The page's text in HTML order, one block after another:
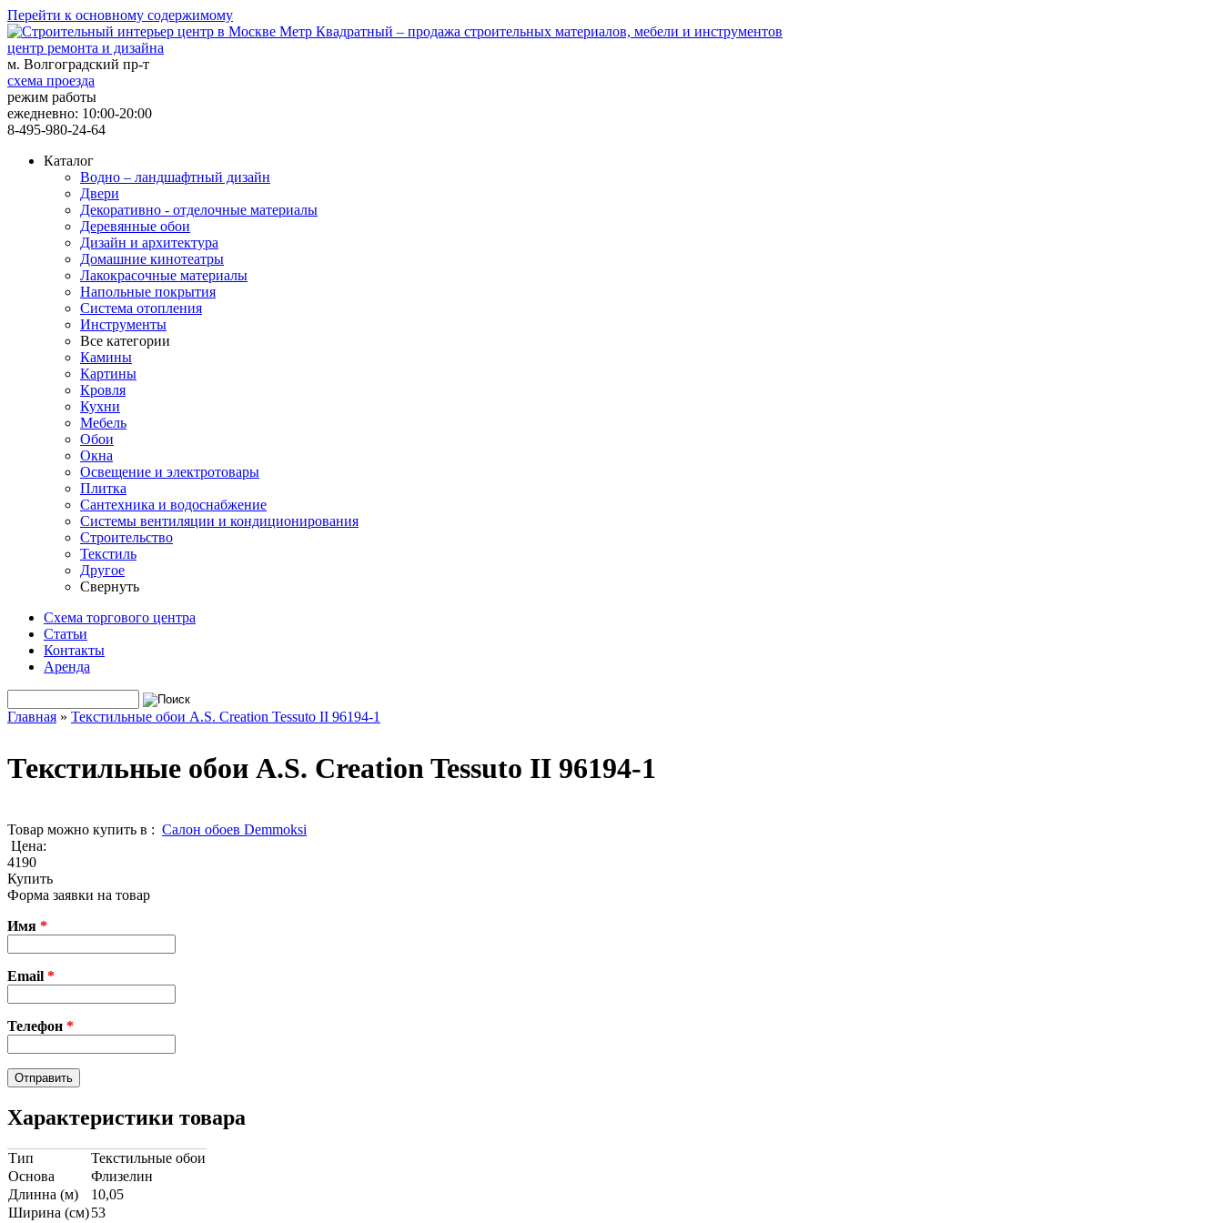
Перейти к основному содержимому
центр ремонта и дизайна
м. Волгоградский пр-т
схема проезда
режим работы
ежедневно: 10:00-20:00
8-495-980-24-64
Каталог
Водно – ландшафтный дизайн
Двери
Декоративно - отделочные материалы
Деревянные обои
Дизайн и архитектура
Домашние кинотеатры
Лакокрасочные материалы
Напольные покрытия
Система отопления
Инструменты
Все категории
Камины
Картины
Кровля
Кухни
Мебель
Обои
Окна
Освещение и электротовары
Плитка
Сантехника и водоснабжение
Системы вентиляции и кондиционирования
Строительство
Текстиль
Другое
Свернуть
Схема торгового центра
Статьи
Контакты
Аренда
Форма поиска
Главная » Текстильные обои A.S. Creation Tessuto II 96194-1
Текстильные обои A.S. Creation Tessuto II 96194-1
Товар можно купить в : Cалон обоев Demmoksi
Цена:
4190
Купить
Форма заявки на товар
Имя *
Email *
Телефон *
Характеристики товара
Тип
Текстильные обои
Основа
Флизелин
Длинна (м)
10,05
Ширина (см)53